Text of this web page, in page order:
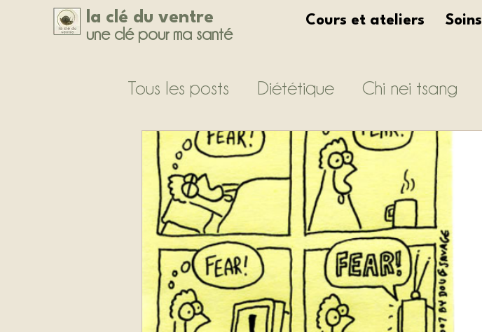
la clé du ventre
une clé pour ma santé
Cours et ateliers
Tous les posts Diététique Chi nei tsang
Médecine traditionnelle chinoise Emotions